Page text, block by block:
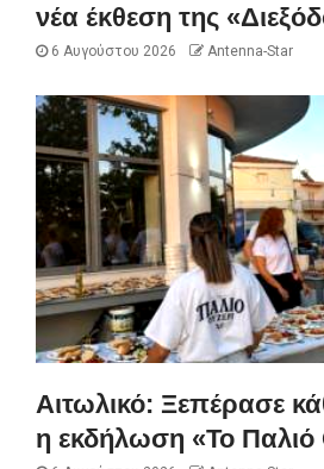
νέα έκθεση της
6 Αυγούστου 2026 Antenna-Star
Αιτωλικό: Ξεπέρασε
η εκδήλωση «Το Παλιό